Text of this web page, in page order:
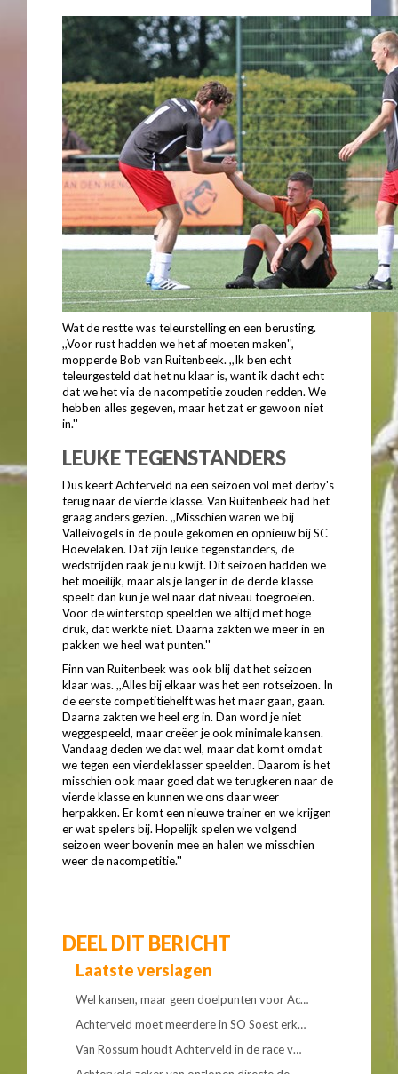
Wat de restte was teleurstelling en een berusting.
,,Voor rust hadden we het af moeten maken'',
mopperde Bob van Ruitenbeek. ,,Ik ben echt
teleurgesteld dat het nu klaar is, want ik dacht echt
dat we het via de nacompetitie zouden redden. We
hebben alles gegeven, maar het zat er gewoon niet
in.''
LEUKE TEGENSTANDERS
Dus keert Achterveld na een seizoen vol met derby's
terug naar de vierde klasse. Van Ruitenbeek had het
graag anders gezien. ,,Misschien waren we bij
Valleivogels in de poule gekomen en opnieuw bij SC
Hoevelaken. Dat zijn leuke tegenstanders, de
wedstrijden raak je nu kwijt. Dit seizoen hadden we
het moeilijk, maar als je langer in de derde klasse
speelt dan kun je wel naar dat niveau toegroeien.
Voor de winterstop speelden we altijd met hoge
druk, dat werkte niet. Daarna zakten we meer in en
pakken we heel wat punten.''
Finn van Ruitenbeek was ook blij dat het seizoen
klaar was. ,,Alles bij elkaar was het een rotseizoen. In
de eerste competitiehelft was het maar gaan, gaan.
Daarna zakten we heel erg in. Dan word je niet
weggespeeld, maar creëer je ook minimale kansen.
Vandaag deden we dat wel, maar dat komt omdat
we tegen een vierdeklasser speelden. Daarom is het
misschien ook maar goed dat we terugkeren naar de
vierde klasse en kunnen we ons daar weer
herpakken. Er komt een nieuwe trainer en we krijgen
er wat spelers bij. Hopelijk spelen we volgend
seizoen weer bovenin mee en halen we misschien
weer de nacompetitie.''
DEEL DIT BERICHT
Laatste verslagen
Wel kansen, maar geen doelpunten voor Ac…
Achterveld moet meerdere in SO Soest erk…
Van Rossum houdt Achterveld in de race v…